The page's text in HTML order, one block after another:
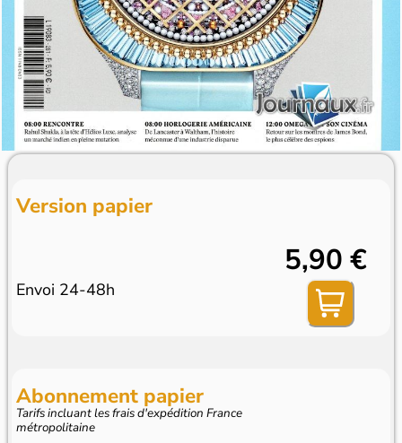
Version papier
Envoi 24-48h
5,90 €
Abonnement papier
Tarifs incluant les frais d'expédition France
métropolitaine